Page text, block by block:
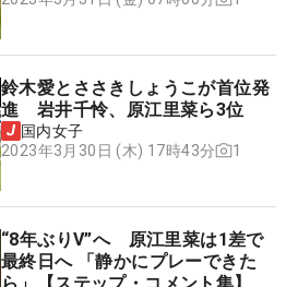
鈴木愛とささきしょうこが首位発
進 岩井千怜、原江里菜ら3位
国内女子
2023年3月30日 (木) 17時43分
1
“8年ぶりV”へ 原江里菜は1差で
最終日へ 「静かにプレーできた